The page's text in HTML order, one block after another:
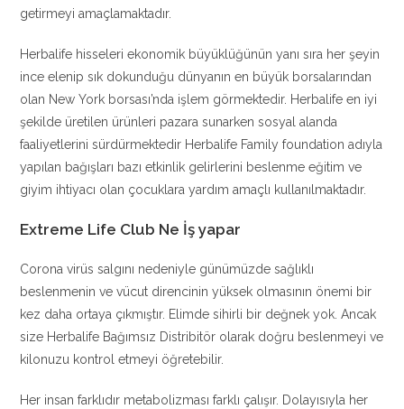
getirmeyi amaçlamaktadır.
Herbalife hisseleri ekonomik büyüklüğünün yanı sıra her şeyin
ince elenip sık dokunduğu dünyanın en büyük borsalarından
olan New York borsası’nda işlem görmektedir. Herbalife en iyi
şekilde üretilen ürünleri pazara sunarken sosyal alanda
faaliyetlerini sürdürmektedir Herbalife Family foundation adıyla
yapılan bağışları bazı etkinlik gelirlerini beslenme eğitim ve
giyim ihtiyacı olan çocuklara yardım amaçlı kullanılmaktadır.
Extreme Life Club Ne İş yapar
Corona virüs salgını nedeniyle günümüzde sağlıklı
beslenmenin ve vücut direncinin yüksek olmasının önemi bir
kez daha ortaya çıkmıştır. Elimde sihirli bir değnek yok. Ancak
size Herbalife Bağımsız Distribitör olarak doğru beslenmeyi ve
kilonuzu kontrol etmeyi öğretebilir.
Her insan farklıdır metabolizması farklı çalışır. Dolayısıyla her